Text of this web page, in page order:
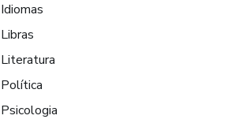
Idiomas
Libras
Literatura
Política
Psicologia